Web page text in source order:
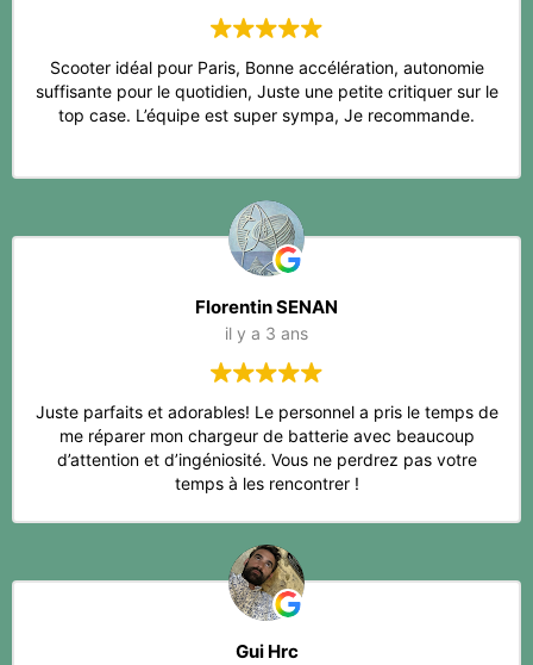
Scooter idéal pour Paris, Bonne accélération, autonomie
suffisante pour le quotidien, Juste une petite critiquer sur le
top case. L’équipe est super sympa, Je recommande.
Florentin SENAN
il y a 3 ans
Juste parfaits et adorables! Le personnel a pris le temps de
me réparer mon chargeur de batterie avec beaucoup
d’attention et d’ingéniosité. Vous ne perdrez pas votre
temps à les rencontrer !
Gui Hrc